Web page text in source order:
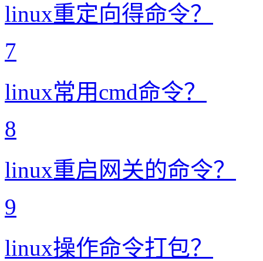
linux重定向得命令？
7
linux常用cmd命令？
8
linux重启网关的命令？
9
linux操作命令打包？